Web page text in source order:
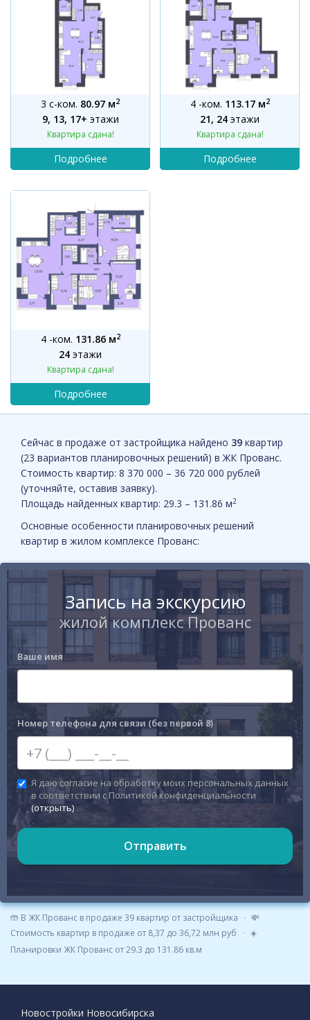
🤲 В ЖК Прованс в продаже 39 квартир от застройщика
💸
Стоимость квартир в продаже от 8,37 до 36,72 млн руб
☀️
Планировки ЖК Прованс от 29.3 до 131.86 кв.м
Сейчас в продаже от застройщика найдено 39 квартир
(23 вариантов планировочных решений) в ЖК Прованс.
Стоимость квартир: 8 370 000 – 36 720 000 рублей
(уточняйте, оставив заявку).
Площадь найденных квартир: 29.3 – 131.86 м2
Основные особенности планировочных решений
квартир в жилом комплексе Прованс:
3 с-ком. 80.97 м2
9, 13, 17+ этажи
Квартира сдана!
4 -ком. 113.17 м2
21, 24 этажи
Квартира сдана!
4 -ком. 131.86 м2
24 этажи
Квартира сдана!
Запись на экскурсию
жилой комплекс Прованс
Ваше имя
Номер телефона для связи (без первой 8)
Я даю согласие на обработку моих персональных данных
в соответствии с Политикой конфиденциальности
(открыть)
Отправить
Новостройки Новосибирска